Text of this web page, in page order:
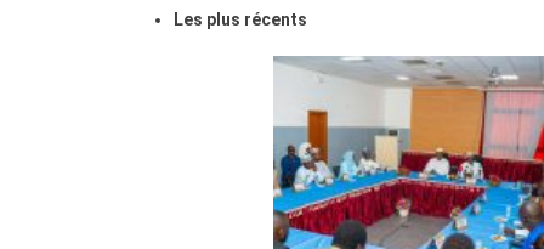
Les plus récents